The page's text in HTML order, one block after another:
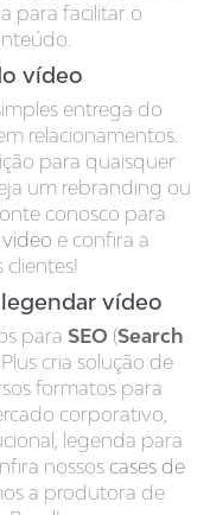
para facilitar o
vídeo
entrega do
relacionamentos.
para quaisquer
um rebranding ou
conosco para
video e confira a
clientes!
vídeo
para SEO (Search
cria solução de
formatos para
corporativo,
legenda para
nossos cases de
a produtora de